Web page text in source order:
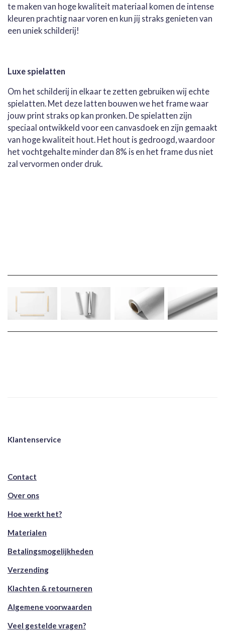
te maken van hoge kwaliteit materiaal komen de intense
kleuren prachtig naar voren en kun jij straks genieten van
een uniek schilderij!
Luxe spielatten
Om het schilderij in elkaar te zetten gebruiken wij echte
spielatten. Met deze latten bouwen we het frame waar
jouw print straks op kan pronken. De spielatten zijn
speciaal ontwikkeld voor een canvasdoek en zijn gemaakt
van hoge kwaliteit hout. Het hout is gedroogd, waardoor
het vochtgehalte minder dan 8% is en het frame dus niet
zal vervormen onder druk.
Klantenservice
Contact
Over ons
Hoe werkt het?
Materialen
Betalingsmogelijkheden
Verzending
Klachten & retourneren
Algemene voorwaarden
Veel gestelde vragen?